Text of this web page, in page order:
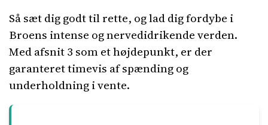
Så sæt dig godt til rette, og lad dig fordybe i
Broens intense og nervedidrikende verden.
Med afsnit 3 som et højdepunkt, er der
garanteret timevis af spænding og
underholdning i vente.